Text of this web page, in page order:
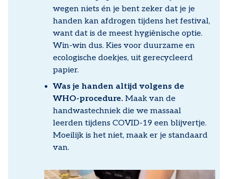
wegen niets én je bent zeker dat je je
handen kan afdrogen tijdens het festival,
want dat is de meest hygiënische optie.
Win-win dus. Kies voor duurzame en
ecologische doekjes, uit gerecycleerd
papier.
Was je handen altijd volgens de
WHO-procedure. Maak van de
handwastechniek die we massaal
leerden tijdens COVID-19 een blijvertje.
Moeilijk is het niet, maak er je standaard
van.